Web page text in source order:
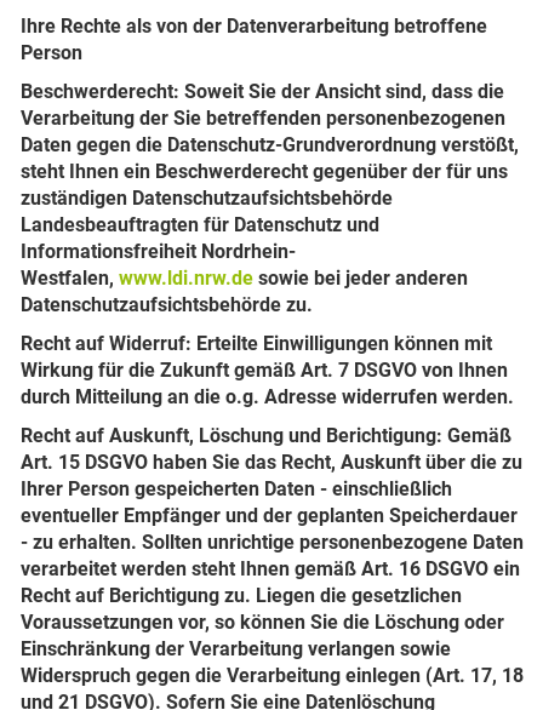
Ihre Rechte als von der Datenverarbeitung betroffene
Person
Beschwerderecht: Soweit Sie der Ansicht sind, dass die
Verarbeitung der Sie betreffenden personenbezogenen
Daten gegen die Datenschutz-Grundverordnung verstößt,
steht Ihnen ein Beschwerderecht gegenüber der für uns
zuständigen Datenschutzaufsichtsbehörde
Landesbeauftragten für Datenschutz und
Informationsfreiheit Nordrhein-
Westfalen, www.ldi.nrw.de sowie bei jeder anderen
Datenschutzaufsichtsbehörde zu.
Recht auf Widerruf: Erteilte Einwilligungen können mit
Wirkung für die Zukunft gemäß Art. 7 DSGVO von Ihnen
durch Mitteilung an die o.g. Adresse widerrufen werden.
Recht auf Auskunft, Löschung und Berichtigung: Gemäß
Art. 15 DSGVO haben Sie das Recht, Auskunft über die zu
Ihrer Person gespeicherten Daten - einschließlich
eventueller Empfänger und der geplanten Speicherdauer
- zu erhalten. Sollten unrichtige personenbezogene Daten
verarbeitet werden steht Ihnen gemäß Art. 16 DSGVO ein
Recht auf Berichtigung zu. Liegen die gesetzlichen
Voraussetzungen vor, so können Sie die Löschung oder
Einschränkung der Verarbeitung verlangen sowie
Widerspruch gegen die Verarbeitung einlegen (Art. 17, 18
und 21 DSGVO). Sofern Sie eine Datenlöschung